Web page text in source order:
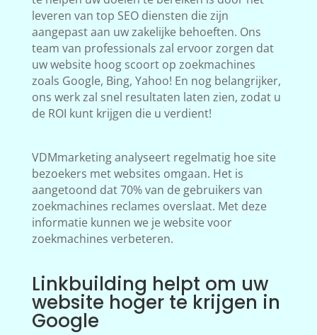
leveren van top SEO diensten die zijn
aangepast aan uw zakelijke behoeften. Ons
team van professionals zal ervoor zorgen dat
uw website hoog scoort op zoekmachines
zoals Google, Bing, Yahoo! En nog belangrijker,
ons werk zal snel resultaten laten zien, zodat u
de ROI kunt krijgen die u verdient!
VDMmarketing analyseert regelmatig hoe site
bezoekers met websites omgaan. Het is
aangetoond dat 70% van de gebruikers van
zoekmachines reclames overslaat. Met deze
informatie kunnen we je website voor
zoekmachines verbeteren.
Linkbuilding helpt om uw
website hoger te krijgen in
Google